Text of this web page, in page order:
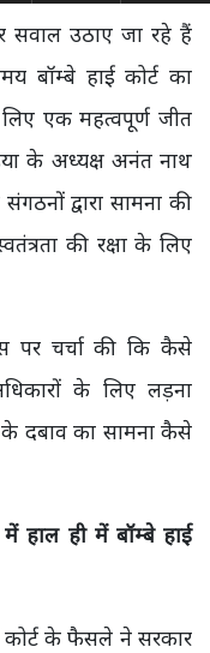
सवाल उठाए जा रहे हैं
बॉम्बे हाई कोर्ट का
लिए एक महत्वपूर्ण जीत
के अध्यक्ष अनंत नाथ
द्वारा सामना की
की रक्षा के लिए
पर चर्चा की कि कैसे
के लिए लड़ना
के दबाव का सामना कैसे
हाल ही में बॉम्बे हाई
कोर्ट के फैसले ने सरकार